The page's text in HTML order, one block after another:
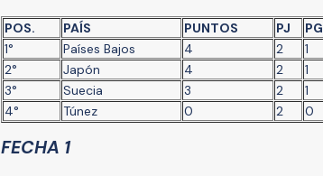
POS. PAÍS PUNTOS PJ PG
1°
Países Bajos 4 2 1
2°
Japón 4 2 1
3°
Suecia 3 2 1
4°
Túnez 0 2 0
FECHA 1